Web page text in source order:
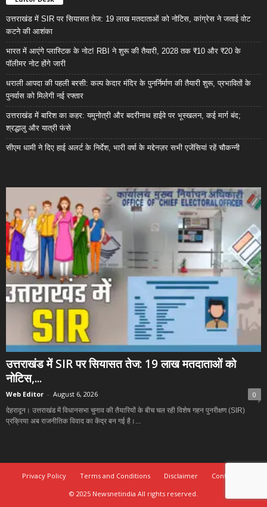
उत्तराखंड में SIR पर सियासत तेज: 19 लाख मतदाताओं को नोटिस, कांग्रेस ने जताई वोट
कटने की आशंका
भारत में आएंगे प्लास्टिक के नोट! RBI ने शुरू की तैयारी, 2028 तक ₹10 और ₹20 के
पॉलीमर नोट होंगे जारी
धराली आपदा की पहली बरसी: कल्प केदार मंदिर के पुनर्निर्माण की तैयारी शुरू, प्रभावितों के
पुनर्वास को मिलेगी नई रफ्तार
उत्तराखंड में बारिश का कहर: यमुनोत्री और बदरीनाथ हाईवे पर भूस्खलन, कई मार्ग बंद;
श्रद्धालु और यात्री फंसे
सीएम धामी ने दिए हाई अलर्ट के निर्देश, भारी वर्षा के मद्देनज़र सभी एजेंसियां रहें चौकन्नी
उत्तराखंड में SIR पर सियासत तेज: 19 लाख मतदाताओं को
नोटिस,...
Web Editor - August 6, 2026 0
देहरादून। उत्तराखंड में विधानसभा चुनाव की तैयारियों के बीच चल रही विशेष गहन पुनरीक्षण (SIR)
प्रक्रिया अब राजनीतिक विवाद का केंद्र बन गई है।...
Privacy Policy Terms and Conditions Disclaimer
Contact Us
© 2025 Newsnetindia All rights reserved.